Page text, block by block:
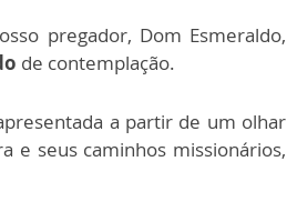
pregador, Dom Esmeraldo,
de contemplação.
a partir de um olhar
e seus caminhos missionários,